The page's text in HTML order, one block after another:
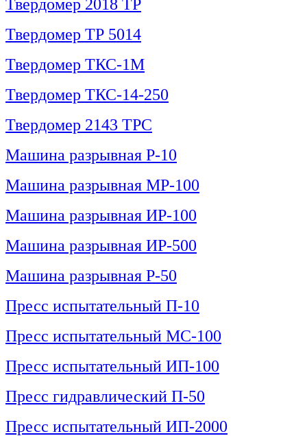
Твердомер 2018 ТР
Твердомер ТР 5014
Твердомер ТКС-1М
Твердомер ТКС-14-250
Твердомер 2143 ТРС
Машина разрывная Р-10
Машина разрывная МР-100
Машина разрывная ИР-100
Машина разрывная ИР-500
Машина разрывная Р-50
Пресс испытательный П-10
Пресс испытательный МС-100
Пресс испытательный ИП-100
Пресс гидравлический П-50
Пресс испытательный ИП-2000